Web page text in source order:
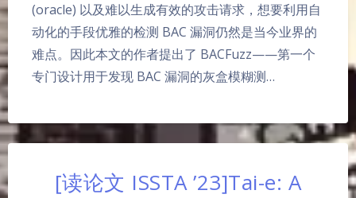
(oracle) 以及难以生成有效的攻击请求，想要利用自
动化的手段优雅的检测 BAC 漏洞仍然是当今业界的
难点。因此本文的作者提出了 BACFuzz——第一个
专门设计用于发现 BAC 漏洞的灰盒模糊测…
[读论文 ISSTA ’23]Tai-e: A